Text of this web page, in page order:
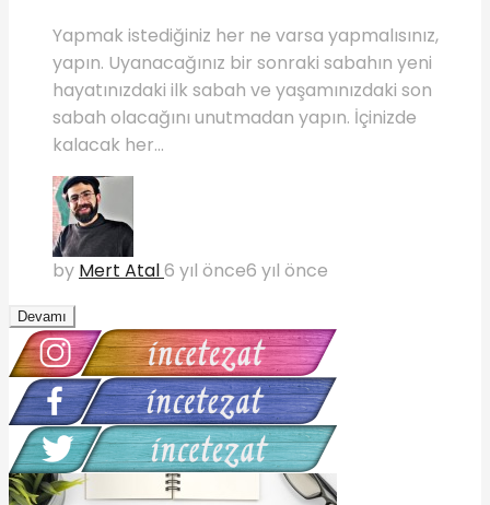
Yapmak istediğiniz her ne varsa yapmalısınız,
yapın. Uyanacağınız bir sonraki sabahın yeni
hayatınızdaki ilk sabah ve yaşamınızdaki son
sabah olacağını unutmadan yapın. İçinizde
kalacak her...
by Mert Atal6 yıl önce6 yıl önce
Devamı